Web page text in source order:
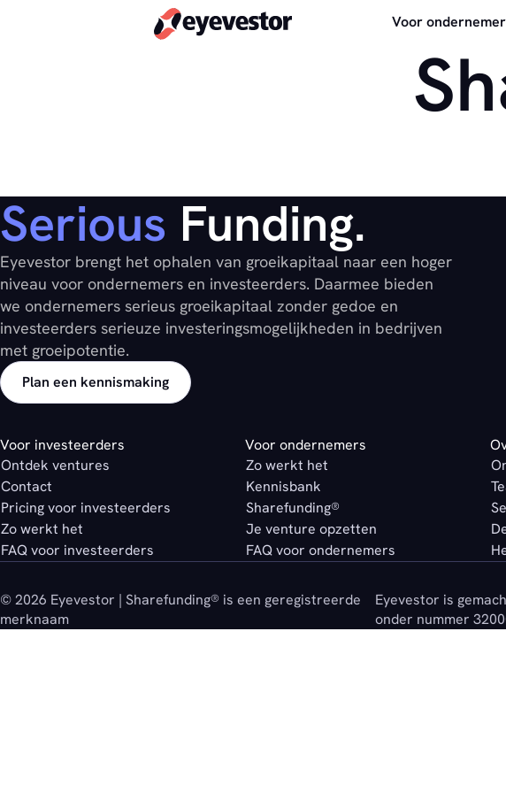
Voor
Serious Funding.
Eyevestor brengt het ophalen van groeikapitaal naar een hoger
niveau voor ondernemers en investeerders. Daarmee bieden
we ondernemers serieus groeikapitaal zonder gedoe en
investeerders serieuze investeringsmogelijkheden in bedrijven
met groeipotentie.
Plan een kennismaking
Voor investeerders
Ontdek ventures
Contact
Pricing voor investeerders
Zo werkt het
FAQ voor investeerders
Voor ondernemers
Zo werkt het
Kennisbank
Sharefunding®
Je venture opzetten
FAQ voor ondernemers
© 2026 Eyevestor | Sharefunding® is een geregistreerde
merknaam
Eyevestor is
onder nummer